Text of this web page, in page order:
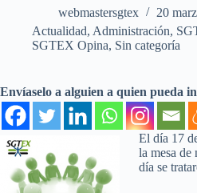
webmastersgtex
20
Actualidad, Administración,
SGTEX Opina, Sin categoría
Envíaselo a alguien a quien pueda
El día 17
la mesa de
día se